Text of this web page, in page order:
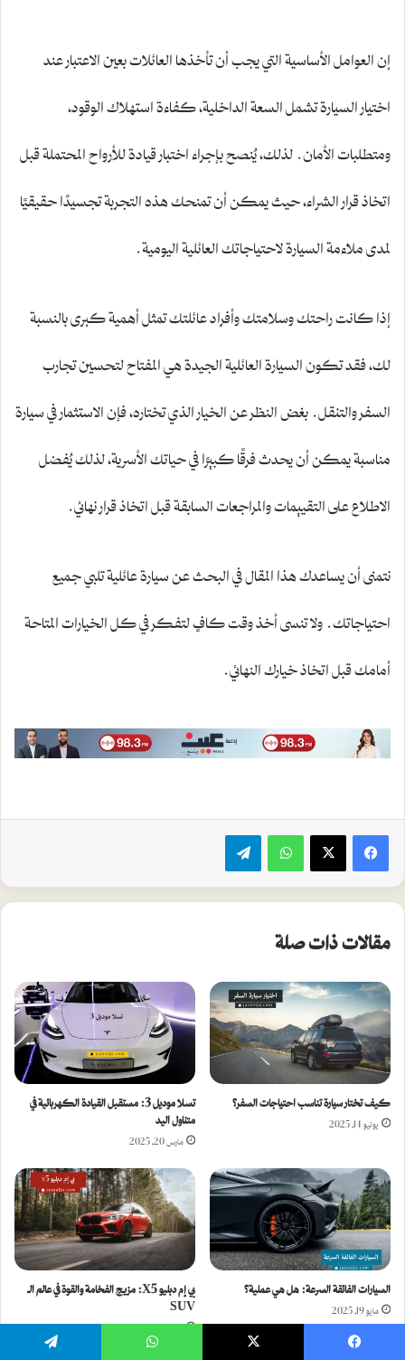
إن العوامل الأساسية التي يجب أن تأخذها العائلات بعين الاعتبار عند
اختيار السيارة تشمل السعة الداخلية، كفاءة استهلاك الوقود،
ومتطلبات الأمان. لذلك، يُنصح بإجراء اختبار قيادة للأرواح المحتملة قبل
اتخاذ قرار الشراء، حيث يمكن أن تمنحك هذه التجربة تجسيدًا حقيقيًا
لمدى ملاءمة السيارة لاحتياجاتك العائلية اليومية.
إذا كانت راحتك وسلامتك وأفراد عائلتك تمثل أهمية كبرى بالنسبة
لك، فقد تكون السيارة العائلية الجيدة هي المفتاح لتحسين تجارب
السفر والتنقل. بغض النظر عن الخيار الذي تختاره، فإن الاستثمار في سيارة
مناسبة يمكن أن يحدث فرقًا كبيرًا في حياتك الأسرية، لذلك يُفضل
الاطلاع على التقييمات والمراجعات السابقة قبل اتخاذ قرار نهائي.
نتمنى أن يساعدك هذا المقال في البحث عن سيارة عائلية تلبي جميع
احتياجاتك. ولا تنسى أخذ وقت كافٍ لتفكر في كل الخيارات المتاحة
أمامك قبل اتخاذ خيارك النهائي.
واتسابتيلقرام
مقالات ذات صلة
كيف تختار سيارة تناسب احتياجات السفر؟
يونيو 14, 2025
تسلا موديل 3: مستقبل القيادة الكهربائية في
متناول اليد
مارس 20, 2025
السيارات الفائقة السرعة: هل هي عملية؟
مايو 19, 2025
بي إم دبليو X5: مزيج الفخامة والقوة في عالم الـ
SUV
مارس 2, 2025